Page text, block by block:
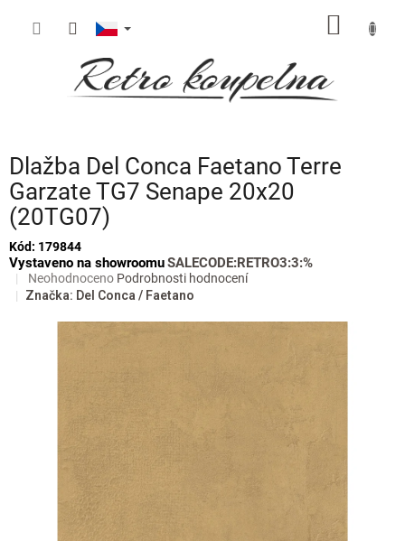
Dlažba Del Conca Faetano Terre
Garzate TG7 Senape 20x20
(20TG07)
Kód: 179844
Vystaveno na showroomuSALECODE:RETRO3:3:%
Průměrné
hodnocení
Neohodnoceno Podrobnosti hodnocení
Značka: Del Conca / Faetano